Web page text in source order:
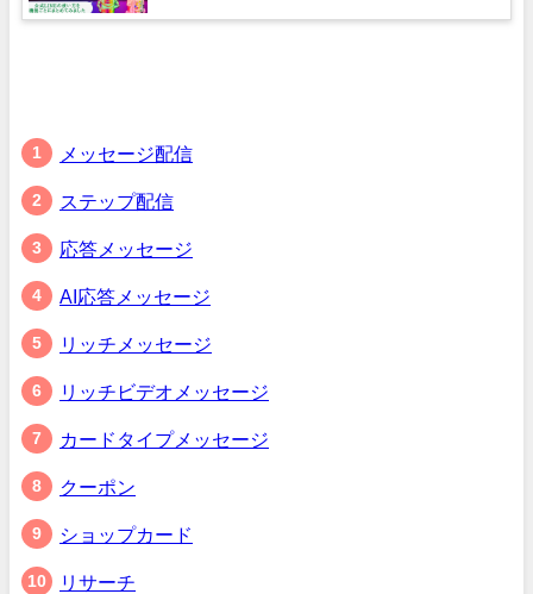
メッセージ配信
ステップ配信
応答メッセージ
AI応答メッセージ
リッチメッセージ
リッチビデオメッセージ
カードタイプメッセージ
クーポン
ショップカード
リサーチ